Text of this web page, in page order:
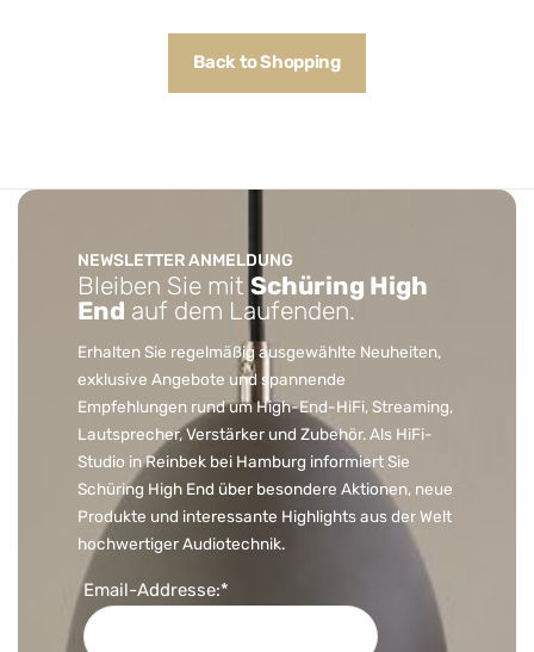
Back to Shopping
NEWSLETTER ANMELDUNG
Bleiben Sie mit Schüring High
End auf dem Laufenden.
Erhalten Sie regelmäßig ausgewählte Neuheiten,
exklusive Angebote und spannende
Empfehlungen rund um High-End-HiFi, Streaming,
Lautsprecher, Verstärker und Zubehör. Als HiFi-
Studio in Reinbek bei Hamburg informiert Sie
Schüring High End über besondere Aktionen, neue
Produkte und interessante Highlights aus der Welt
hochwertiger Audiotechnik.
Email-Addresse:*